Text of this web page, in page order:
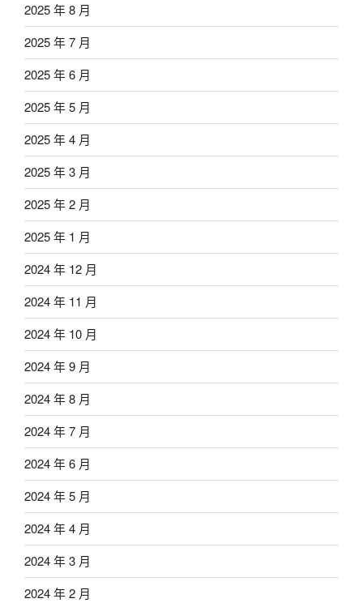
2025 年 8 月
2025 年 7 月
2025 年 6 月
2025 年 5 月
2025 年 4 月
2025 年 3 月
2025 年 2 月
2025 年 1 月
2024 年 12 月
2024 年 11 月
2024 年 10 月
2024 年 9 月
2024 年 8 月
2024 年 7 月
2024 年 6 月
2024 年 5 月
2024 年 4 月
2024 年 3 月
2024 年 2 月